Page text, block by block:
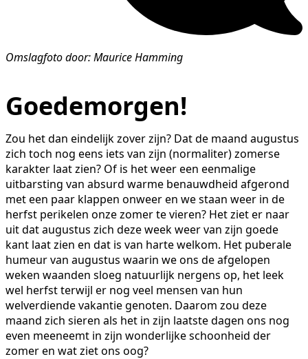
Omslagfoto door: Maurice Hamming
Goedemorgen!
Zou het dan eindelijk zover zijn? Dat de maand augustus
zich toch nog eens iets van zijn (normaliter) zomerse
karakter laat zien? Of is het weer een eenmalige
uitbarsting van absurd warme benauwdheid afgerond
met een paar klappen onweer en we staan weer in de
herfst perikelen onze zomer te vieren? Het ziet er naar
uit dat augustus zich deze week weer van zijn goede
kant laat zien en dat is van harte welkom. Het puberale
humeur van augustus waarin we ons de afgelopen
weken waanden sloeg natuurlijk nergens op, het leek
wel herfst terwijl er nog veel mensen van hun
welverdiende vakantie genoten. Daarom zou deze
maand zich sieren als het in zijn laatste dagen ons nog
even meeneemt in zijn wonderlijke schoonheid der
zomer en wat ziet ons oog?